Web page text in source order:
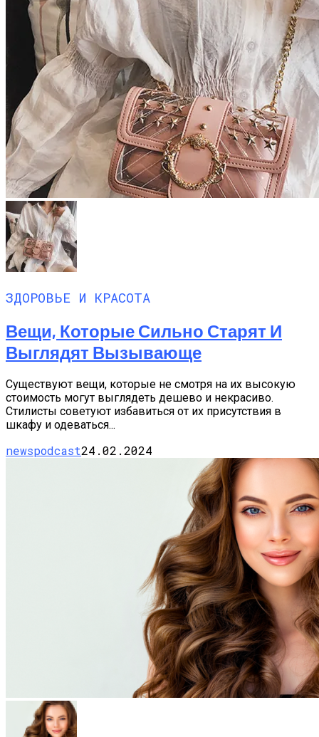
ЗДОРОВЬЕ И КРАСОТА
Вещи, Которые Сильно Старят И
Выглядят Вызывающе
Существуют вещи, которые не смотря на их высокую
стоимость могут выглядеть дешево и некрасиво.
Стилисты советуют избавиться от их присутствия в
шкафу и одеваться...
newspodcast24.02.2024